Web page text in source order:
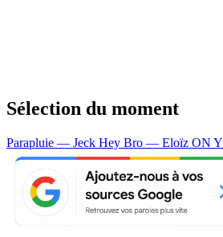
Sélection du moment
Parapluie — Jeck Hey Bro — Eloïz ON